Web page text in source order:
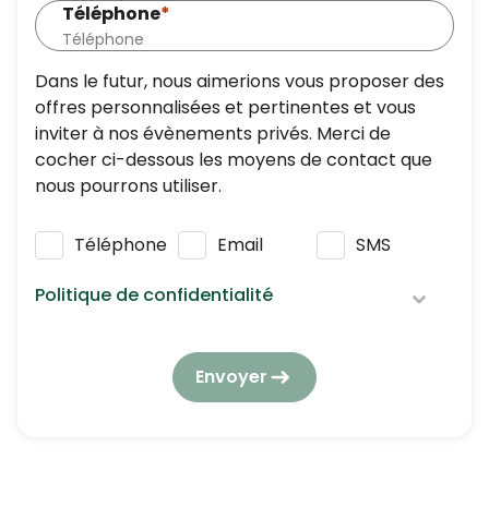
Téléphone*
Dans le futur, nous aimerions vous proposer des
offres personnalisées et pertinentes et vous
inviter à nos évènements privés. Merci de
cocher ci-dessous les moyens de contact que
nous pourrons utiliser.
Téléphone Email
SMS
Politique de confidentialité
Nous respectons vos données personnelles :
elles seront utilisées et traitées conformément
politique de confidentialité
Envoyer